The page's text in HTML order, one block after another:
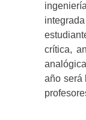
crítica,
año será